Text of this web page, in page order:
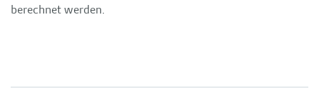
berechnet werden.